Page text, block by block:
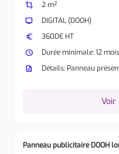
crop
2 m²
tv
DIGITAL (DOOH)
euro
3600€ HT
watch_later
Durée minimale: 12 mois
description
Détails: Panneau
Voir
Panneau publicitaire DOOH